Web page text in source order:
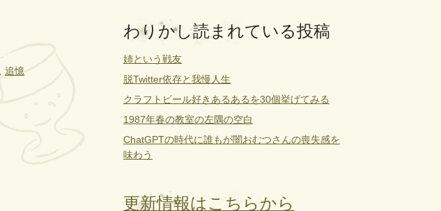
追憶
わりかし読まれている投稿
姉という戦友
脱Twitter依存と我慢人生
クラフトビール好きあるあるを30個挙げてみる
1987年春の教室の左隅の空白
ChatGPTの時代に誰もが闇おむつさんの喪失感を
味わう
更新情報はこちらから